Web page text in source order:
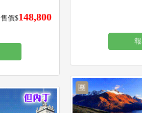
售價$148,800
團